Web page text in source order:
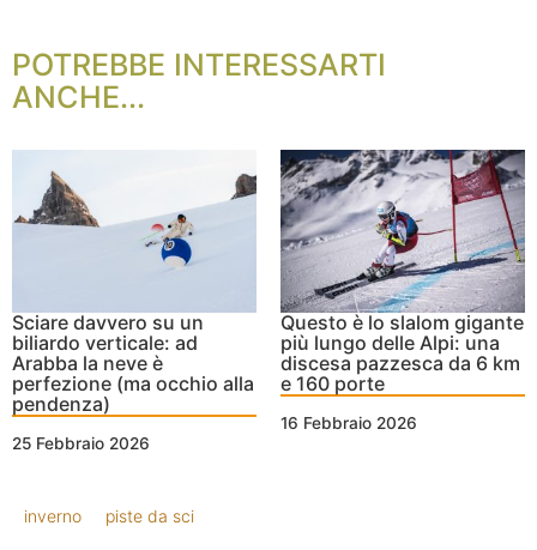
POTREBBE INTERESSARTI
ANCHE...
Sciare davvero su un
biliardo verticale: ad
Arabba la neve è
perfezione (ma occhio alla
pendenza)
25 Febbraio 2026
Questo è lo slalom gigante
più lungo delle Alpi: una
discesa pazzesca da 6 km
e 160 porte
16 Febbraio 2026
inverno piste da sci